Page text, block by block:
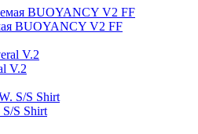
BUOYANCY V2 FF
V.2
S Shirt